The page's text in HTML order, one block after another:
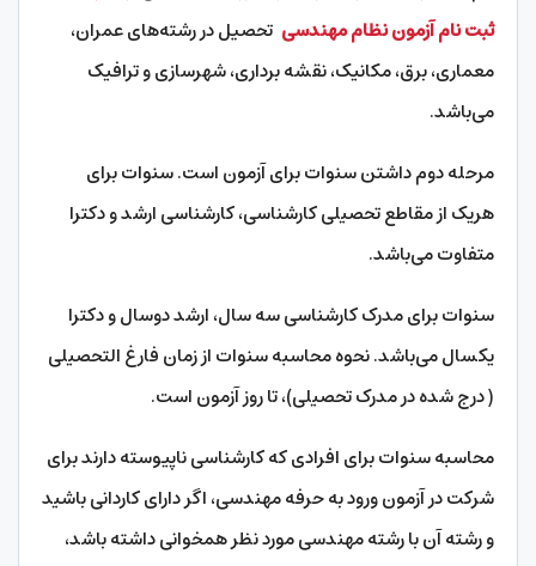
ثبت نام آزمون نظام مهندسی تحصیل در رشته‌های عمران،
معماری، برق، مکانیک، نقشه برداری، شهرسازی و ترافیک
می‌باشد.
مرحله دوم داشتن سنوات برای آزمون است. سنوات برای
هریک از مقاطع تحصیلی کارشناسی، کارشناسی ارشد و دکترا
متفاوت می‌باشد.
سنوات برای مدرک کارشناسی سه سال، ارشد دوسال و دکترا
یکسال می‌باشد. نحوه محاسبه سنوات از زمان فارغ التحصیلی
( درج شده در مدرک تحصیلی)، تا روز آزمون است.
محاسبه سنوات برای افرادی که کارشناسی ناپیوسته دارند برای
شرکت در آزمون ورود به حرفه مهندسی، اگر دارای کاردانی باشید
و رشته آن با رشته مهندسی مورد نظر همخوانی داشته باشد،